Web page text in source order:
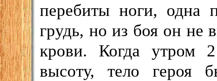
перебиты ноги, одна
грудь, но из боя он не
крови. Когда утром
высоту, тело героя